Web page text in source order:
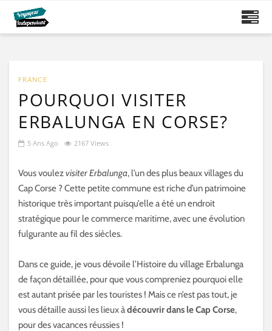
FRANCE
POURQUOI VISITER
ERBALUNGA EN CORSE?
5 Ans Ago 2167 Views
Vous voulezvisiter Erbalunga, l’un des plus beaux villages du
Cap Corse ? Cette petite commune est riche d’un patrimoine
historique très important puisqu’elle a été un endroit
stratégique pour le commerce maritime, avec une évolution
fulgurante au fil des siècles.
Dans ce guide, je vous dévoile l’Histoire du village Erbalunga
de façon détaillée, pour que vous compreniez pourquoi elle
est autant prisée par les touristes ! Mais ce n’est pas tout, je
vous détaille aussi les lieux àdécouvrir dans le Cap Corse,
pour des vacances réussies !